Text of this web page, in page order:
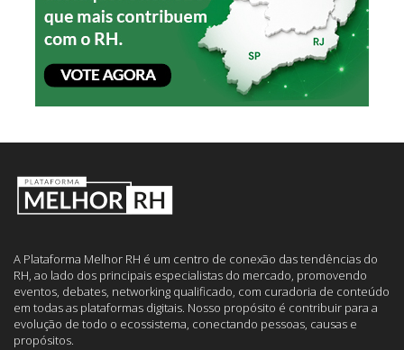
A Plataforma Melhor RH é um centro de conexão das tendências do
RH, ao lado dos principais especialistas do mercado, promovendo
eventos, debates, networking qualificado, com curadoria de conteúdo
em todas as plataformas digitais. Nosso propósito é contribuir para a
evolução de todo o ecossistema, conectando pessoas, causas e
propósitos.